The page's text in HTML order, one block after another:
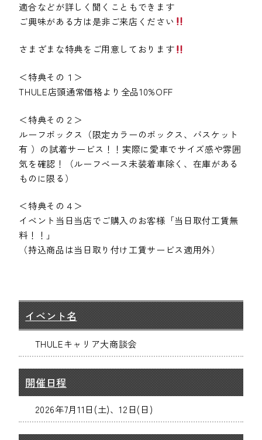
適合などが詳しく聞くこともできます
ご興味がある方は是非ご来店ください
さまざまな特典をご用意しております
＜特典その１＞
THULE店頭通常価格より全品10%OFF
＜特典その２＞
ルーフボックス（限定カラーのボックス、バスケット
有 ）の試着サービス！！実際に愛車でサイズ感や雰囲
気を確認！（ルーフベース未装着車除く、在庫がある
ものに限る）
＜特典その４＞
イベント当日当店でご購入のお客様「当日取付工賃無
料！！」
（持込商品は当日取り付け工賃サービス適用外）
イベント名
THULEキャリア大商談会
開催日程
2026年7月11日(土)、12日(日)